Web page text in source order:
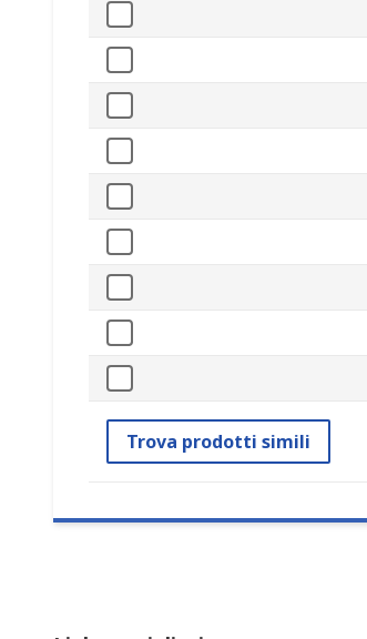
Trova prodotti simili